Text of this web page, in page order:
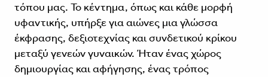
τόπου μας. Το κέντημα, όπως και κάθε μορφή
υφαντικής, υπήρξε για αιώνες μια γλώσσα
έκφρασης, δεξιοτεχνίας και συνδετικού κρίκου
μεταξύ γενεών γυναικών. Ήταν ένας χώρος
δημιουργίας και αφήγησης, ένας τρόπος